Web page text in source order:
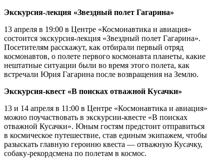
Экскурсия-лекция «Звездный полет Гагарина»
13 апреля в 19:00 в Центре «Космонавтика и авиация»
состоится экскурсия-лекция «Звездный полет Гагарина».
Посетителям расскажут, как отбирали первый отряд
космонавтов, о полете первого космонавта планеты, какие
нештатные ситуации были во время этого полета, как
встречали Юрия Гагарина после возвращения на Землю.
Экскурсия-квест «В поисках отважной Кусачки»
13 и 14 апреля в 11:00 в Центре «Космонавтика и авиация»
можно поучаствовать в экскурсии-квесте «В поисках
отважной Кусачки». Юным гостям предстоит отправиться
в космическое путешествие, став единым экипажем, чтобы
разыскать главную героиню квеста — отважную Кусачку,
собаку-рекордсмена по полетам в космос.